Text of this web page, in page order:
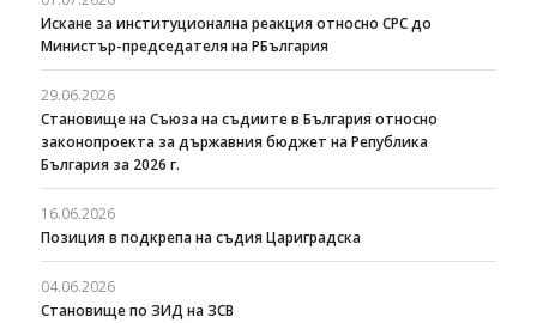
Искане за институционална реакция относно СРС до
Министър-председателя на РБългария
29.06.2026
Становище на Съюза на съдиите в България относно
законопроекта за държавния бюджет на Република
България за 2026 г.
16.06.2026
Позиция в подкрепа на съдия Цариградска
04.06.2026
Становище по ЗИД на ЗСВ